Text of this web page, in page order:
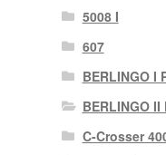
5008 I
607
BERLINGO I
BERLINGO II
C-Crosser